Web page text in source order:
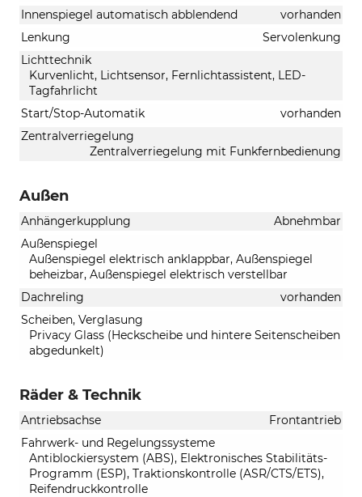
Innenspiegel automatisch abblendend
vorhanden
Lenkung
Servolenkung
Lichttechnik
Kurvenlicht, Lichtsensor, Fernlichtassistent, LED-
Tagfahrlicht
Start/Stop-Automatik
vorhanden
Zentralverriegelung
Zentralverriegelung mit Funkfernbedienung
Außen
Anhängerkupplung
Abnehmbar
Außenspiegel
Außenspiegel elektrisch anklappbar, Außenspiegel
beheizbar, Außenspiegel elektrisch verstellbar
Dachreling
vorhanden
Scheiben, Verglasung
Privacy Glass (Heckscheibe und hintere Seitenscheiben
abgedunkelt)
Räder & Technik
Antriebsachse
Frontantrieb
Fahrwerk- und Regelungssysteme
Antiblockiersystem (ABS), Elektronisches Stabilitäts-
Programm (ESP), Traktionskontrolle (ASR/CTS/ETS),
Reifendruckkontrolle